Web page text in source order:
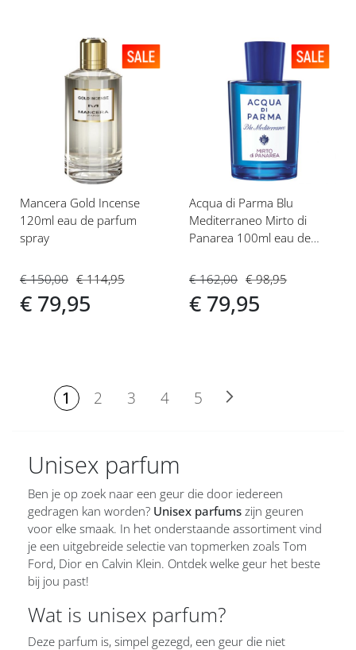
Voeg
verlanglijst
Mancera Gold Incense
120ml eau de parfum
spray
€ 150,00
€ 79,95
€ 114,95
verlanglijst
Acqua di Parma Blu
Mediterraneo Mirto di
Panarea 100ml eau de
€ 162,00
€ 79,95
€ 98,95
PAGINA
U lees momenteel pagina
1 Pagina
2 Pagina
3 4 5
Unisex parfum
Ben je op zoek naar een geur die door iedereen
gedragen kan worden? Unisex parfums zijn geuren
voor elke smaak. In het onderstaande assortiment vind
je een uitgebreide selectie van topmerken zoals Tom
Ford, Dior en Calvin Klein. Ontdek welke geur het beste
bij jou past!
Wat is unisex parfum?
Deze parfum is, simpel gezegd, een geur die niet